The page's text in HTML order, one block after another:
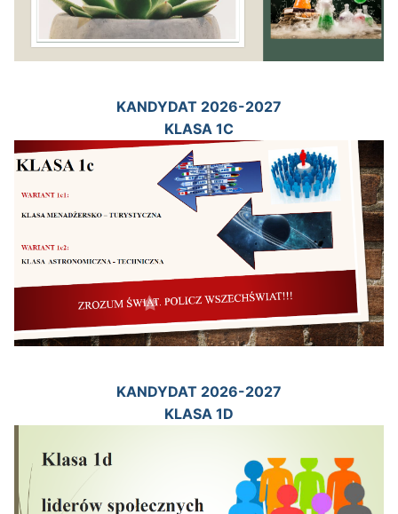
KANDYDAT 2026-2027
KLASA 1C
KANDYDAT 2026-2027
KLASA 1D